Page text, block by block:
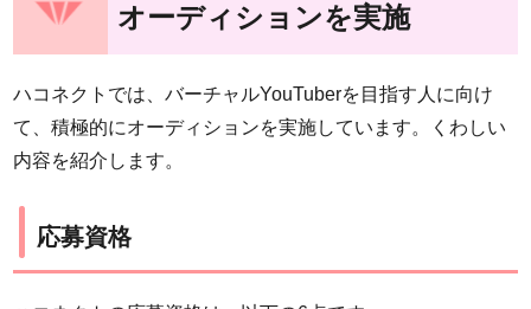
オーディションを実施
ハコネクトでは、バーチャルYouTuberを目指す人に向け
て、積極的にオーディションを実施しています。くわしい
内容を紹介します。
応募資格